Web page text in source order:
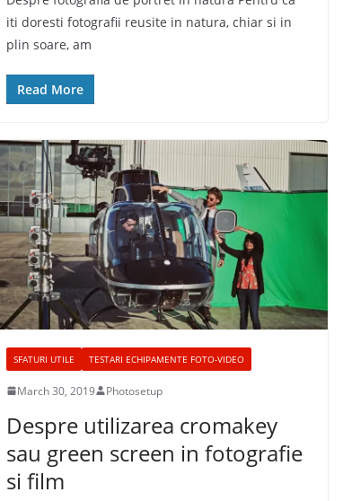
iti doresti fotografii reusite in natura, chiar si in
plin soare, am
Read More
SFATURI UTILE TESTARI ECHIPAMENTE FOTO-VIDEO
March 30, 2019 Photosetup
Despre utilizarea cromakey
sau green screen in fotografie
si film